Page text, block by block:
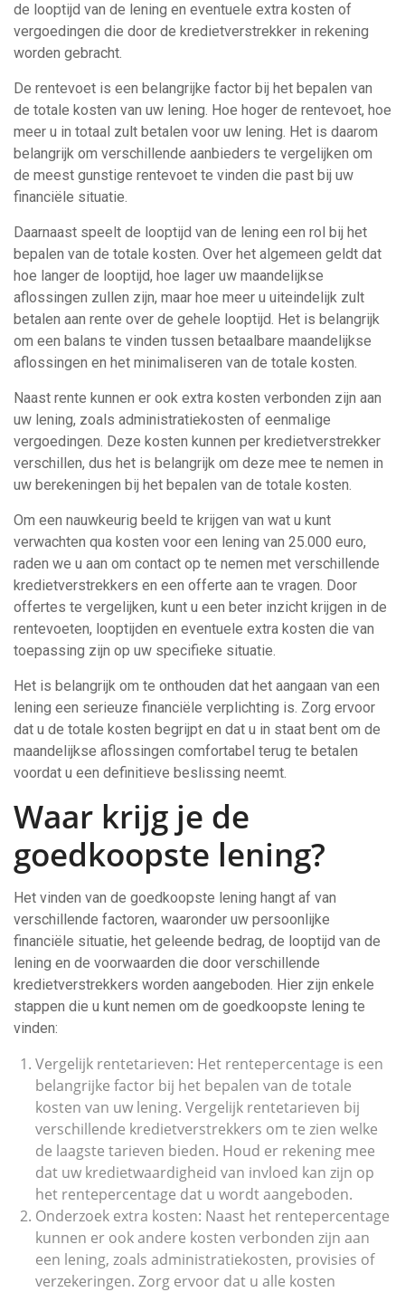
de looptijd van de lening en eventuele extra kosten of
vergoedingen die door de kredietverstrekker in rekening
worden gebracht.
De rentevoet is een belangrijke factor bij het bepalen van
de totale kosten van uw lening. Hoe hoger de rentevoet, hoe
meer u in totaal zult betalen voor uw lening. Het is daarom
belangrijk om verschillende aanbieders te vergelijken om
de meest gunstige rentevoet te vinden die past bij uw
financiële situatie.
Daarnaast speelt de looptijd van de lening een rol bij het
bepalen van de totale kosten. Over het algemeen geldt dat
hoe langer de looptijd, hoe lager uw maandelijkse
aflossingen zullen zijn, maar hoe meer u uiteindelijk zult
betalen aan rente over de gehele looptijd. Het is belangrijk
om een balans te vinden tussen betaalbare maandelijkse
aflossingen en het minimaliseren van de totale kosten.
Naast rente kunnen er ook extra kosten verbonden zijn aan
uw lening, zoals administratiekosten of eenmalige
vergoedingen. Deze kosten kunnen per kredietverstrekker
verschillen, dus het is belangrijk om deze mee te nemen in
uw berekeningen bij het bepalen van de totale kosten.
Om een nauwkeurig beeld te krijgen van wat u kunt
verwachten qua kosten voor een lening van 25.000 euro,
raden we u aan om contact op te nemen met verschillende
kredietverstrekkers en een offerte aan te vragen. Door
offertes te vergelijken, kunt u een beter inzicht krijgen in de
rentevoeten, looptijden en eventuele extra kosten die van
toepassing zijn op uw specifieke situatie.
Het is belangrijk om te onthouden dat het aangaan van een
lening een serieuze financiële verplichting is. Zorg ervoor
dat u de totale kosten begrijpt en dat u in staat bent om de
maandelijkse aflossingen comfortabel terug te betalen
voordat u een definitieve beslissing neemt.
Waar krijg je de
goedkoopste lening?
Het vinden van de goedkoopste lening hangt af van
verschillende factoren, waaronder uw persoonlijke
financiële situatie, het geleende bedrag, de looptijd van de
lening en de voorwaarden die door verschillende
kredietverstrekkers worden aangeboden. Hier zijn enkele
stappen die u kunt nemen om de goedkoopste lening te
vinden:
Vergelijk rentetarieven: Het rentepercentage is een
belangrijke factor bij het bepalen van de totale
kosten van uw lening. Vergelijk rentetarieven bij
verschillende kredietverstrekkers om te zien welke
de laagste tarieven bieden. Houd er rekening mee
dat uw kredietwaardigheid van invloed kan zijn op
het rentepercentage dat u wordt aangeboden.
Onderzoek extra kosten: Naast het rentepercentage
kunnen er ook andere kosten verbonden zijn aan
een lening, zoals administratiekosten, provisies of
verzekeringen. Zorg ervoor dat u alle kosten